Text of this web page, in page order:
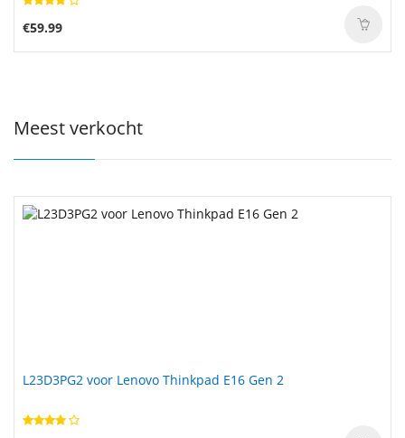
€59.99
Meest verkocht
L23D3PG2 voor Lenovo Thinkpad E16 Gen 2